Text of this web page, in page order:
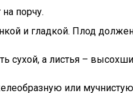
порчу.
и гладкой. Плод
сухой, а листья –
или